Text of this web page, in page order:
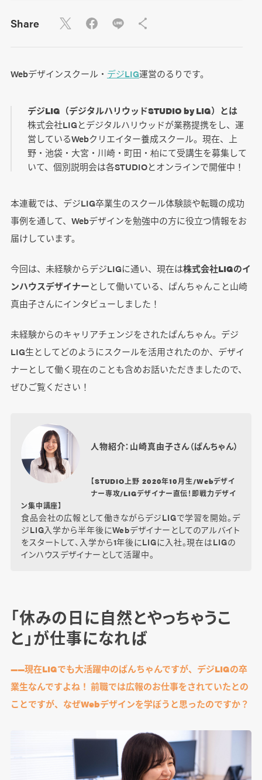
Share
Webデザインスクール・ デジLIG運営のるりです。
デジLIG（デジタルハリウッドSTUDIO by LIG）とは
株式会社LIGとデジタルハリウッドが業務提携をし、運
営しているWebクリエイター養成スクール。現在、上
野・池袋・大宮・川崎・町田・柏にて受講生を募集して
いて、個別説明会は各STUDIOとオンラインで開催中！
本連載では、デジLIG卒業生のスクール体験談や転職の成功
事例を通して、Webデザインを勉強中の方に役立つ情報をお
届けしています。
今回は、未経験からデジLIGに通い、現在は株式会社LIGのイ
ンハウスデザイナーとして働いている、ぱんちゃんこと山崎
真由子さんにインタビューしました！
未経験からのキャリアチェンジをされたぱんちゃん。デジ
LIG生としてどのようにスクールを活用されたのか、デザイ
ナーとして働く現在のことも含めお話いただきましたので、
ぜひご覧ください！
人物紹介：山崎真由子さん（ぱんちゃん）
【STUDIO上野 2020年10月生/Webデザイ
ナー専攻/LIGデザイナー直伝！即戦力デザイ
ン集中講座】
食品会社の広報として働きながらデジLIGで学習を開始。デ
ジLIG入学から半年後にWebデザイナーとしてのアルバイト
をスタートして、入学から1年後にLIGに入社。現在はLIGの
インハウスデザイナーとして活躍中。
「休みの日に自然とやっちゃうこ
と」が仕事になれば
――現在LIGでも大活躍中のぱんちゃんですが、デジLIGの卒
業生なんですよね！ 前職では広報のお仕事をされていたとの
ことですが、なぜWebデザインを学ぼうと思ったのですか？